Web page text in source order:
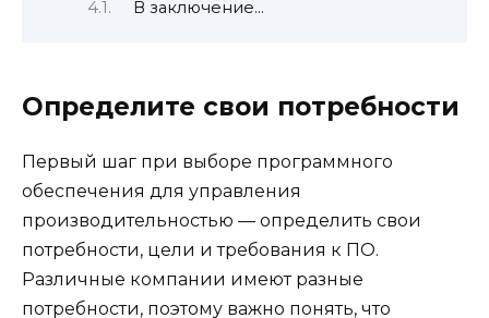
В заключение…
Определите свои потребности
Первый шаг при выборе программного
обеспечения для управления
производительностью — определить свои
потребности, цели и требования к ПО.
Различные компании имеют разные
потребности, поэтому важно понять, что